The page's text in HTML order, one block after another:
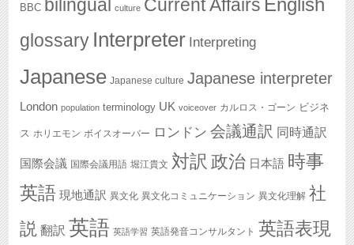
BBC bilingual culture Current Affairs
glossary Interpreter Interpreting
Japanese Japanese culture Japanese interpreter
London population terminology UK voiceover カルロス・ゴーン ビジネ
ス ホリエモン ボイスオーバー ロンドン 会議通訳 同時通訳
国際会議 国際会議用語 堀江貴文 対訳 政治 日本語 時事
英語 現地通訳 異文化 異文化コミュニケーション 異文化理解 社
説 翻訳 英語 英語学習 英語発音コンサルタント 英語表現